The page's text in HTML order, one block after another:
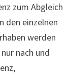
zum Abgleich
den einzelnen
werden
nach und